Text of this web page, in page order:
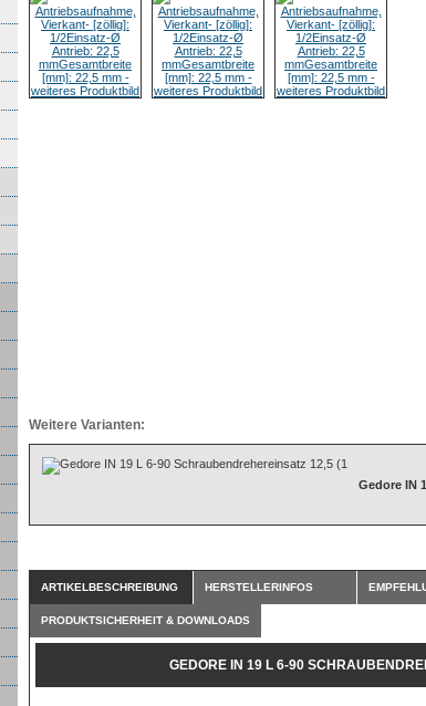
Weitere Varianten:
Gedore IN
ARTIKELBESCHREIBUNG HERSTELLERINFOS
PRODUKTSICHERHEIT & DOWNLOADS
GEDORE IN 19 L 6-90